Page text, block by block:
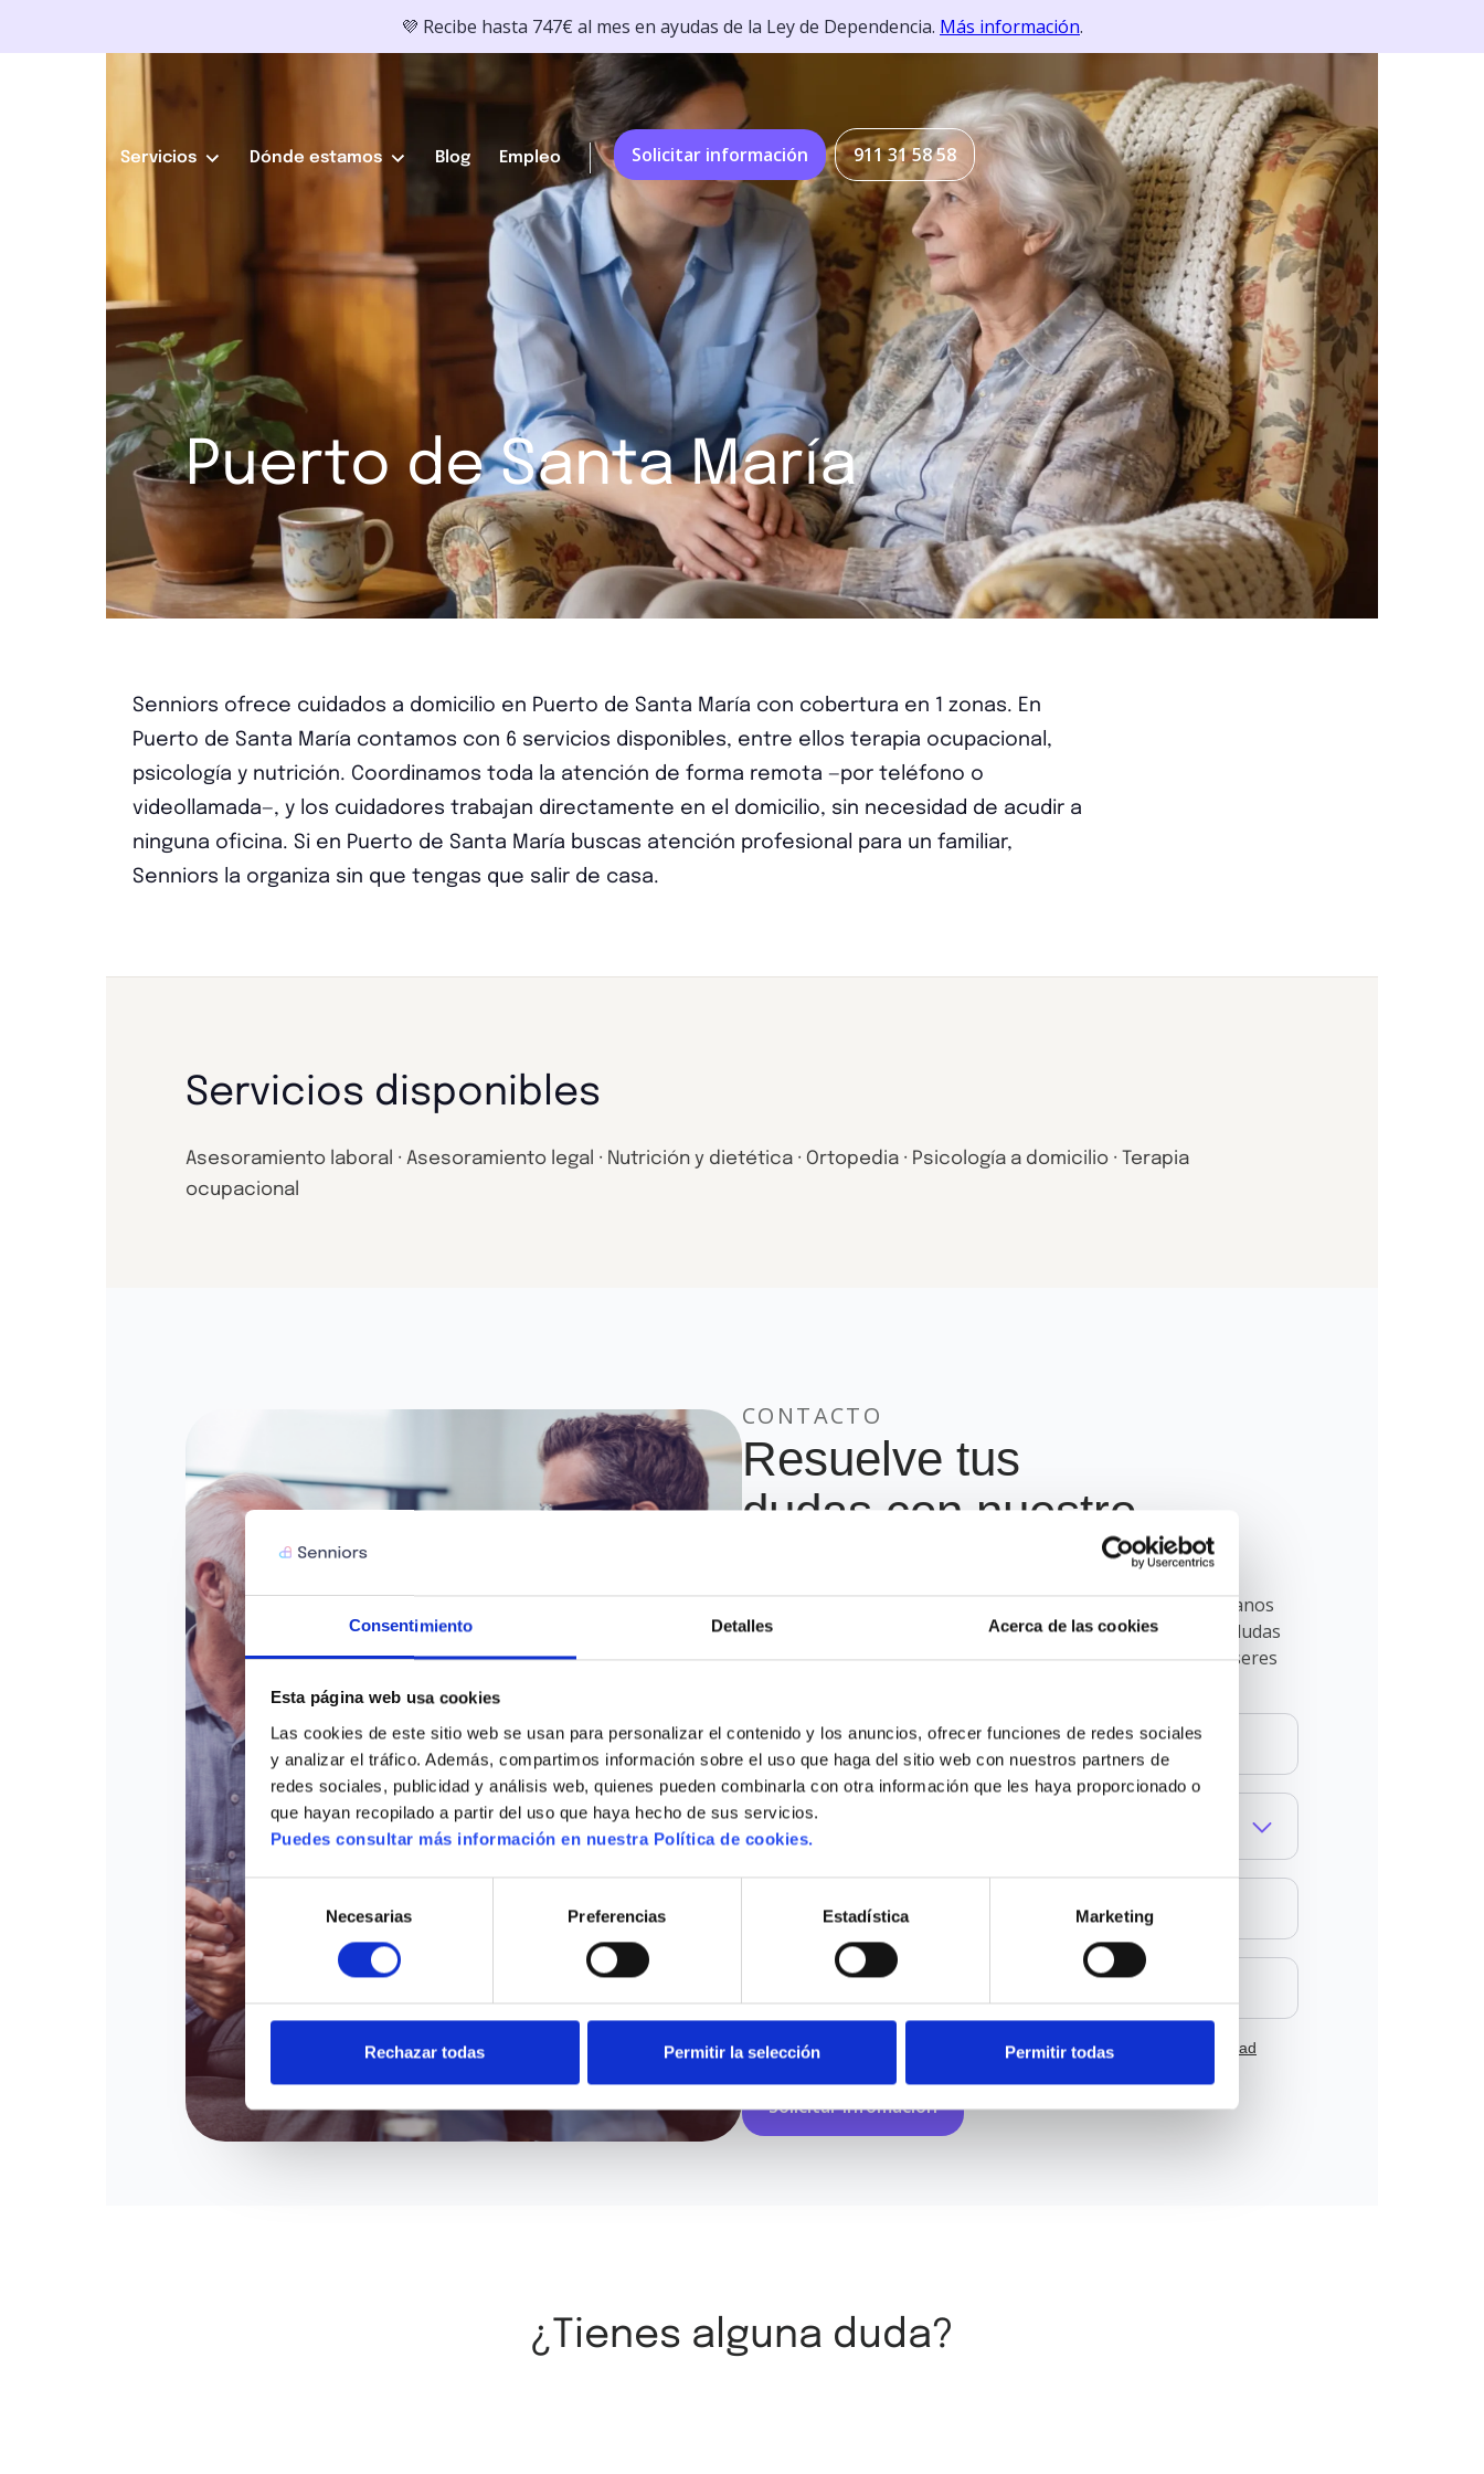
Consentimiento Detalles Acerca de las cookies
Esta página web usa cookies
Las cookies de este sitio web se usan para personalizar el contenido y los anuncios, ofrecer funciones de redes sociales
y analizar el tráfico. Además, compartimos información sobre el uso que haga del sitio web con nuestros partners de
redes sociales, publicidad y análisis web, quienes pueden combinarla con otra información que les haya proporcionado o
que hayan recopilado a partir del uso que haya hecho de sus servicios.
Puedes consultar más información en nuestra Política de cookies.
Selección
de
consentimiento
Necesarias Preferencias Estadística Marketing
Rechazar todas Permitir la selección Permitir todas
💜 Recibe hasta 747€ al mes en ayudas de la Ley de Dependencia. Más información.
Servicios Dónde estamos Blog Empleo Solicitar información 911 31 58 58
Puerto de Santa María
Senniors ofrece cuidados a domicilio en Puerto de Santa María con cobertura en 1 zonas. En
Puerto de Santa María contamos con 6 servicios disponibles, entre ellos terapia ocupacional,
psicología y nutrición. Coordinamos toda la atención de forma remota —por teléfono o
videollamada—, y los cuidadores trabajan directamente en el domicilio, sin necesidad de acudir a
ninguna oficina. Si en Puerto de Santa María buscas atención profesional para un familiar,
Senniors la organiza sin que tengas que salir de casa.
Servicios disponibles
Asesoramiento laboral · Asesoramiento legal · Nutrición y dietética · Ortopedia · Psicología a domicilio · Terapia
ocupacional
CONTACTO
Resuelve tus
dudas con nuestro
Queremos que te sientas acompañado en este proceso. Déjanos
tus datos y nuestro equipo te ayudará a resolver todas tus dudas
para que puedas tomar la mejor decisión para ti o para tus seres
Selecciona que necesitas
He leído y acepto los términos y condicionesy lapolítica de privacidad
¿Tienes alguna duda?